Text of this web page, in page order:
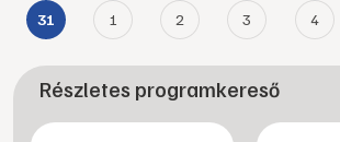
31 1 2 3 4
Részletes programkereső